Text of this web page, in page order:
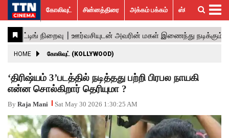
கோலிவுட்
சின்னத்திரை
பாலிவுட்
ஹாலிவுட்
அக்கம்
பக்கம்
ஸ்பெஷல்
ஸ்டோரீஸ்
விமர்சனம்
GALLERY
ACTRESS
ACTORS
MOVIESTILLS
EVENTS
VIDEOS
What’s
Hot
Trending
News
கோலிவுட் சின்னத்திரை அக்கம் பக்கம் ஸ்பெஷல் ஸ்டோரீஸ்
HOME கோலிவுட் (KOLLYWOOD)
‘திரிஷ்யம் 3’படத்தில் நடித்தது பற்றி பிரபல நாயகி
என்ன சொல்கிறார் தெரியுமா ?
By Raja Mani Sat May 30 2026 1:30:25 AM